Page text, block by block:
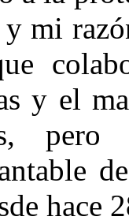
mi
y el
hace